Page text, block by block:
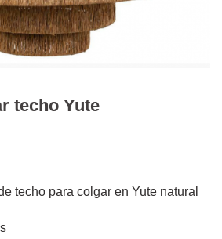
techo Yute
techo para colgar en Yute natural